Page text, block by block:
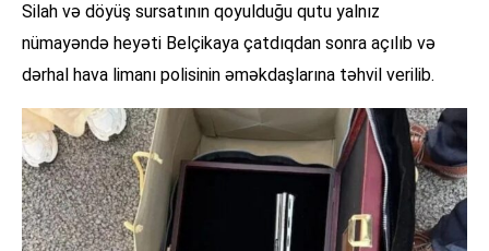
Silah və döyüş sursatının qoyulduğu qutu yalnız
nümayəndə heyəti Belçikaya çatdıqdan sonra açılıb və
dərhal hava limanı polisinin əməkdaşlarına təhvil verilib.